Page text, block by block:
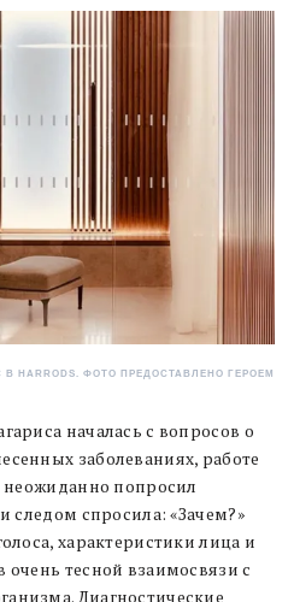
В HARRODS. ФОТО ПРЕДОСТАВЛЕНО ГЕРОЕМ
началась с вопросов о
заболеваниях, работе
неожиданно попросил
следом спросила: «Зачем?»
характеристики лица и
тесной взаимосвязи с
Диагностические